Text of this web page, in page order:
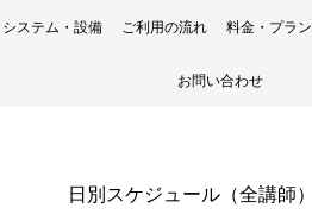
システム・設備 ご利用の流れ 料金・プラン
お問い合わせ
日別スケジュール（全講師）